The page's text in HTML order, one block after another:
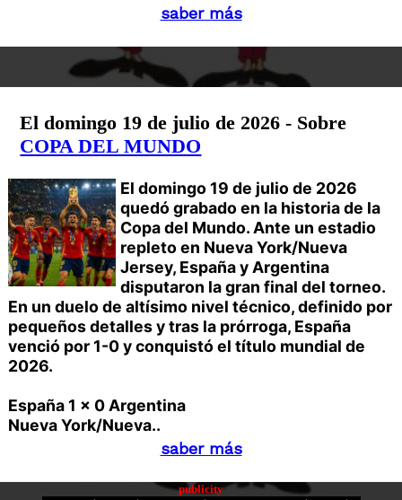
saber más
El domingo 19 de julio de 2026 - Sobre
COPA DEL MUNDO
El domingo 19 de julio de 2026
quedó grabado en la historia de la
Copa del Mundo. Ante un estadio
repleto en Nueva York/Nueva
Jersey, España y Argentina
disputaron la gran final del torneo.
En un duelo de altísimo nivel técnico, definido por
pequeños detalles y tras la prórroga, España
venció por 1-0 y conquistó el título mundial de
2026.
España 1 x 0 Argentina
Nueva York/Nueva..
saber más
publicity